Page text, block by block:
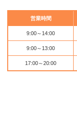
営業時間
9:00～14:00
9:00～13:00
17:00～20:00